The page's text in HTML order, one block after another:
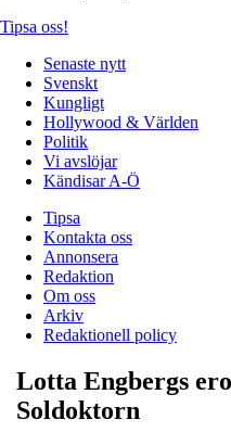
Tipsa oss!
Senaste nytt
Svenskt
Kungligt
Hollywood & Världen
Politik
Vi avslöjar
Kändisar A-Ö
Tipsa
Kontakta oss
Annonsera
Redaktion
Om oss
Arkiv
Redaktionell policy
Lotta Engbergs
Soldoktorn